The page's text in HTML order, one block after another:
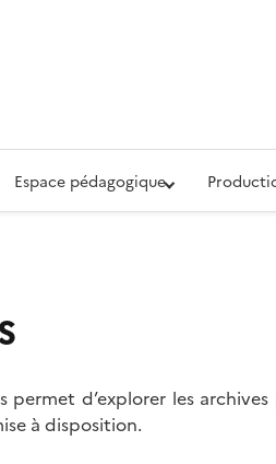
audiovisuelle de la Défense
Espace pédagogique
d’explorer les
à disposition.